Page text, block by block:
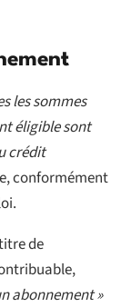
les sommes
éligible sont
crédit
conformément
de
abonnement »